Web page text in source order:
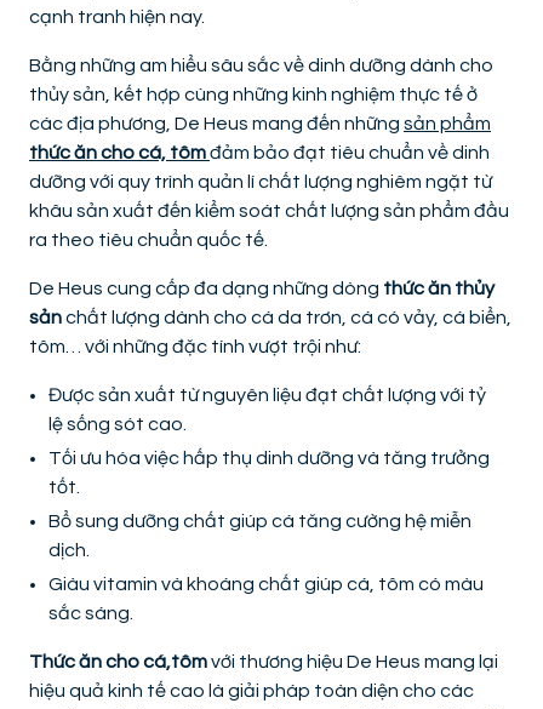
cạnh tranh hiện nay.
Bằng những am hiểu sâu sắc về dinh dưỡng dành cho
thủy sản, kết hợp cùng những kinh nghiệm thực tế ở
các địa phương, De Heus mang đến những sản phẩm
thức ăn cho cá, tômđảm bảo đạt tiêu chuẩn về dinh
dưỡng với quy trình quản lí chất lượng nghiêm ngặt từ
khâu sản xuất đến kiểm soát chất lượng sản phẩm đầu
ra theo tiêu chuẩn quốc tế.
De Heus cung cấp đa dạng những dòng thức ăn thủy
sảnchất lượng dành cho cá da trơn, cá có vảy, cá biển,
tôm… với những đặc tính vượt trội như:
Được sản xuất từ nguyên liệu đạt chất lượng với tỷ
lệ sống sót cao.
Tối ưu hóa việc hấp thụ dinh dưỡng và tăng trưởng
tốt.
Bổ sung dưỡng chất giúp cá tăng cường hệ miễn
dịch.
Giàu vitamin và khoáng chất giúp cá, tôm có màu
sắc sáng.
Thức ăn cho cá,tômvới thương hiệu De Heus mang lại
hiệu quả kinh tế cao là giải pháp toàn diện cho các